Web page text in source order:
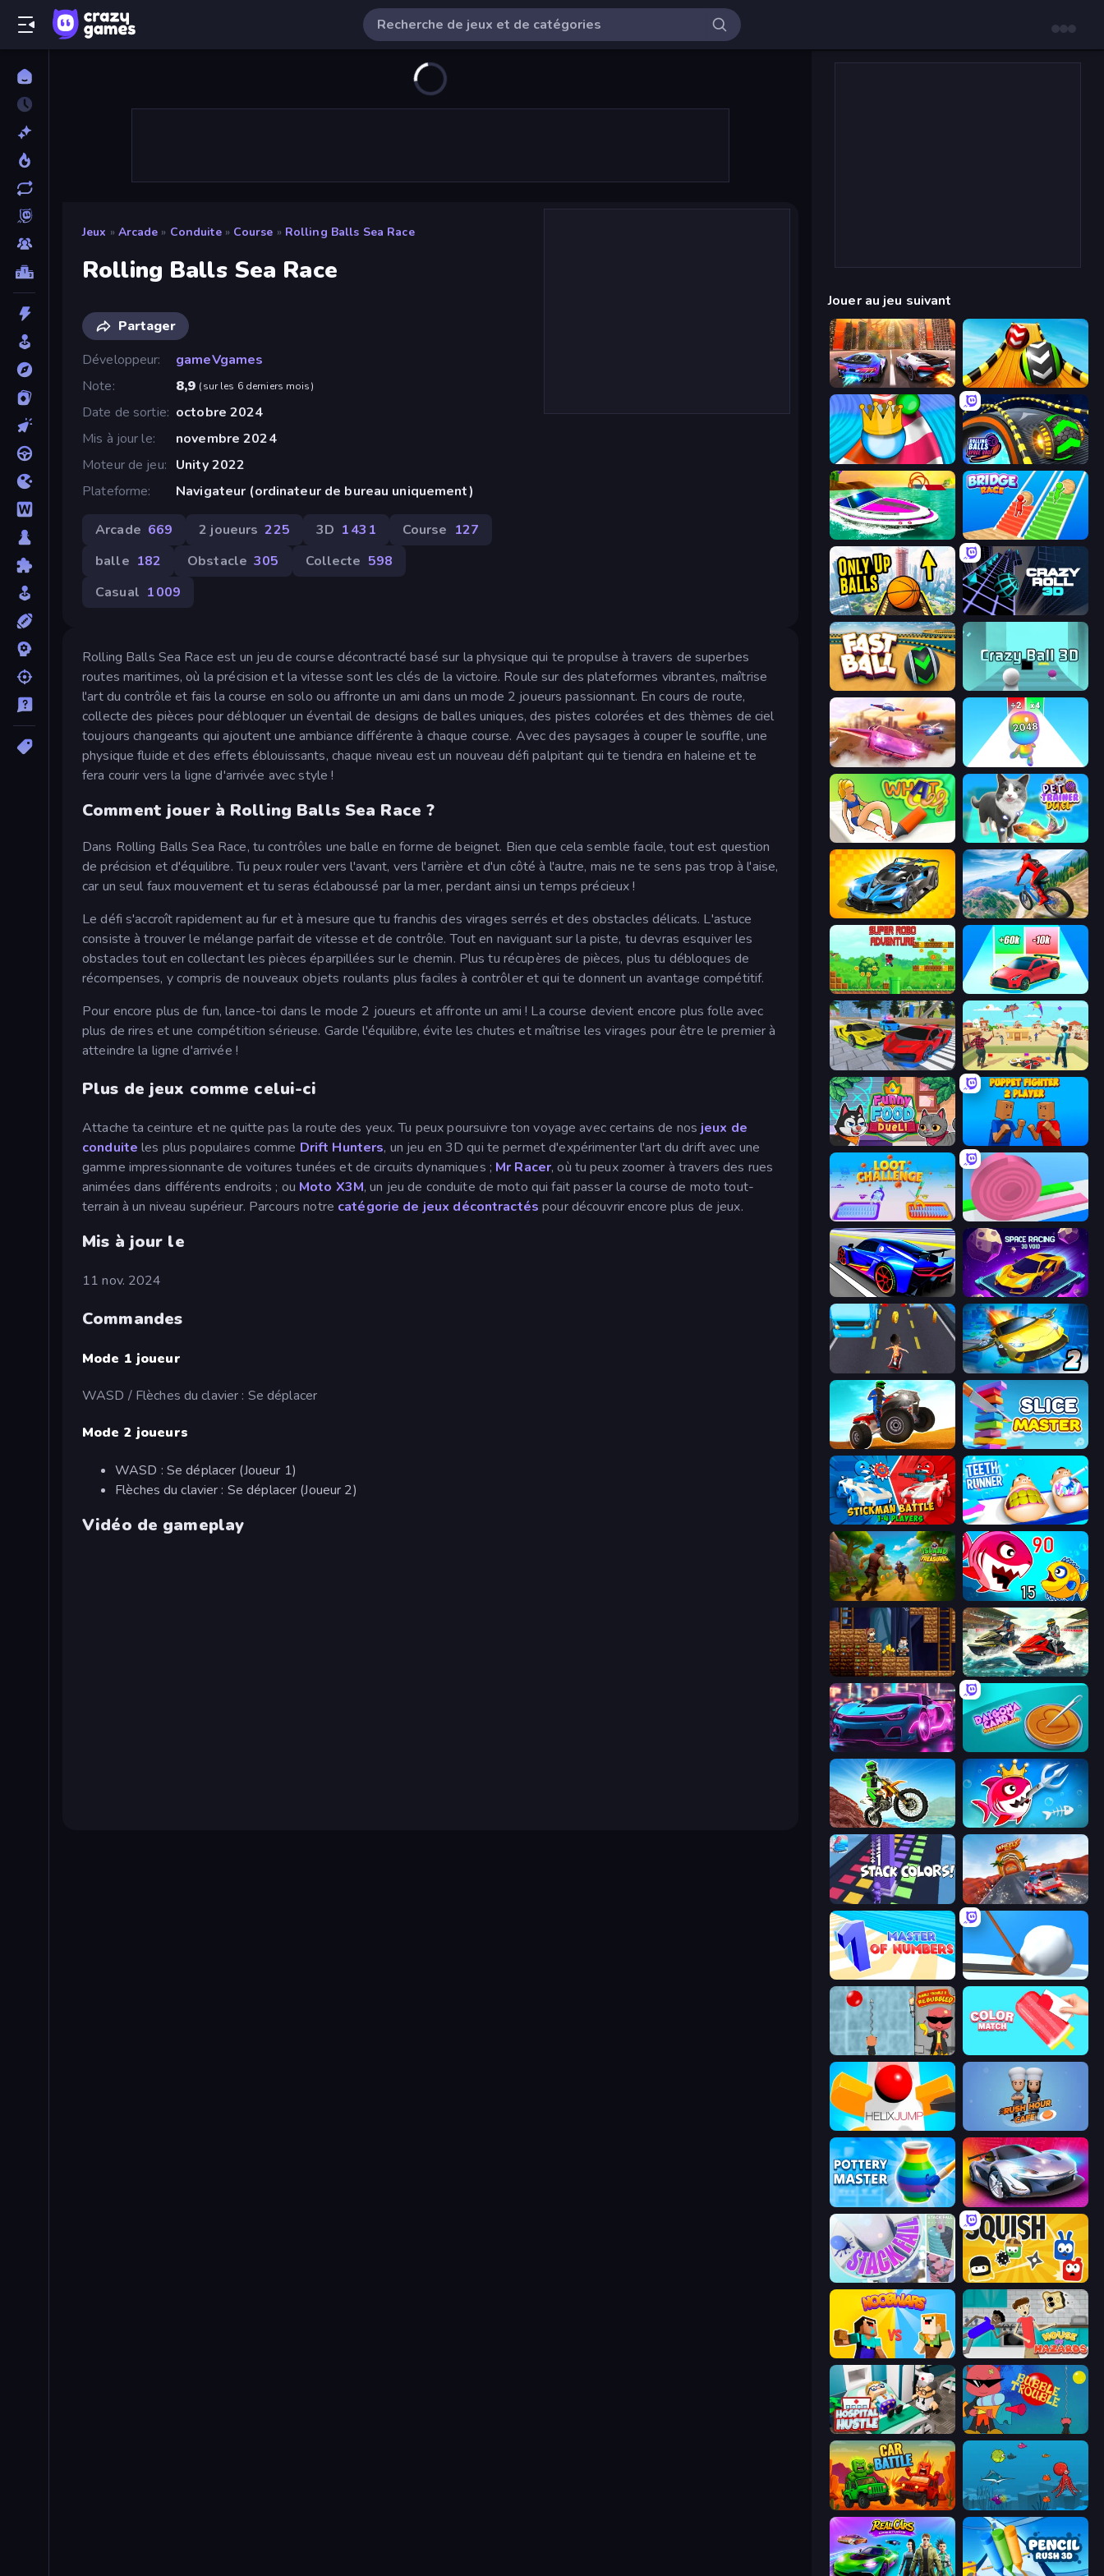
Jeux » Arcade » Conduite » Course » Rolling Balls Sea Race
Rolling Balls Sea Race
Partager
Développeur
gameVgames
Note
8,9 (sur les 6 derniers mois)
Date de sortie octobre 2024
Mis à jour le
novembre 2024
Moteur de jeu
Unity 2022
Plateforme
Navigateur (ordinateur de bureau uniquement)
Arcade 669 2 joueurs 225 3D 1 431 Course 127
balle 182 Obstacle 305 Collecte 598
Casual 1 009
Rolling Balls Sea Race est un jeu de course décontracté basé sur la physique qui te propulse à travers de superbes
routes maritimes, où la précision et la vitesse sont les clés de la victoire. Roule sur des plateformes vibrantes, maîtrise
l'art du contrôle et fais la course en solo ou affronte un ami dans un mode 2 joueurs passionnant. En cours de route,
collecte des pièces pour débloquer un éventail de designs de balles uniques, des pistes colorées et des thèmes de ciel
toujours changeants qui ajoutent une ambiance différente à chaque course. Avec des paysages à couper le souffle, une
physique fluide et des effets éblouissants, chaque niveau est un nouveau défi palpitant qui te tiendra en haleine et te
fera courir vers la ligne d'arrivée avec style !
Comment jouer à Rolling Balls Sea Race ?
Dans Rolling Balls Sea Race, tu contrôles une balle en forme de beignet. Bien que cela semble facile, tout est question
de précision et d'équilibre. Tu peux rouler vers l'avant, vers l'arrière et d'un côté à l'autre, mais ne te sens pas trop à l'aise,
car un seul faux mouvement et tu seras éclaboussé par la mer, perdant ainsi un temps précieux !
Le défi s'accroît rapidement au fur et à mesure que tu franchis des virages serrés et des obstacles délicats. L'astuce
consiste à trouver le mélange parfait de vitesse et de contrôle. Tout en naviguant sur la piste, tu devras esquiver les
obstacles tout en collectant les pièces éparpillées sur le chemin. Plus tu récupères de pièces, plus tu débloques de
récompenses, y compris de nouveaux objets roulants plus faciles à contrôler et qui te donnent un avantage compétitif.
Pour encore plus de fun, lance-toi dans le mode 2 joueurs et affronte un ami ! La course devient encore plus folle avec
plus de rires et une compétition sérieuse. Garde l'équilibre, évite les chutes et maîtrise les virages pour être le premier à
atteindre la ligne d'arrivée !
Plus de jeux comme celui-ci
Attache ta ceinture et ne quitte pas la route des yeux. Tu peux poursuivre ton voyage avec certains de nos jeux de
conduiteles plus populaires comme Drift Hunters, un jeu en 3D qui te permet d'expérimenter l'art du drift avec une
gamme impressionnante de voitures tunées et de circuits dynamiques ; Mr Racer, où tu peux zoomer à travers des rues
animées dans différents endroits ; ou Moto X3M, un jeu de conduite de moto qui fait passer la course de moto tout-
terrain à un niveau supérieur. Parcours notre catégorie de jeux décontractés pour découvrir encore plus de jeux.
Mis à jour le
11 nov. 2024
Commandes
Mode 1 joueur
WASD / Flèches du clavier : Se déplacer
Mode 2 joueurs
WASD : Se déplacer (Joueur 1)
Flèches du clavier : Se déplacer (Joueur 2)
Vidéo de gameplay
Jouer au jeu suivant
Night City Racing Sky Balls 3D
Aquapark Balls Party Rolling Balls Space Race
Jet Boat Racing Bridge Race
Only Up Balls Crazy Roll 3D
Fast Ball Jump Crazy Ball 3D
Ultimate Flying Car Man Runner 2048
What a Leg Pet Trainer Duel
GT Cars Mega Ramps Riders Downhill Racing
Super Robo - Adventure
Real Cars Extreme Racing Kite Flying Sim
Funny Food Duel Puppet Fighter 2 Player
Loot Challenge Layers Roll
Cyber Cars Punk Racing Space Racing 3D: Void
Ultimate Flying Car 2
ATV Ultimate Offroad Slice Master
Stickman battle 1-4 Players Teeth Runner
Island of Treasures Fish Eat Getting Big
Miners' Adventure Jetski Race
Cyber Cars Punk Racing 2 Dalgona Candy Honeycomb Cookie
Dirt Bike Mad Skills Fish Stab Getting Big
Stack Colors WheelX Race
Master of Numbers Shovel 3D
Bubble Trouble 2: Rebubbled
Helix Jump Rush Hour Cafe
Pottery Master Grand Cyber City
Stack Fall Squish
NoobWars House of Hazards
Hospital Hustle Bubble Trouble
Car Battle Fish Eat Fishes